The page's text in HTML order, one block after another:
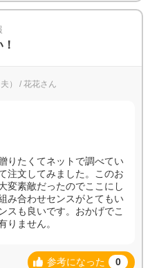
） / 花花さん
りたくてネットで調べてい
注文してみました。このお
変素敵だったのでここにし
み合わせセンスがとてもい
スも良いです。おかげでこ
りません。
参考になった 0